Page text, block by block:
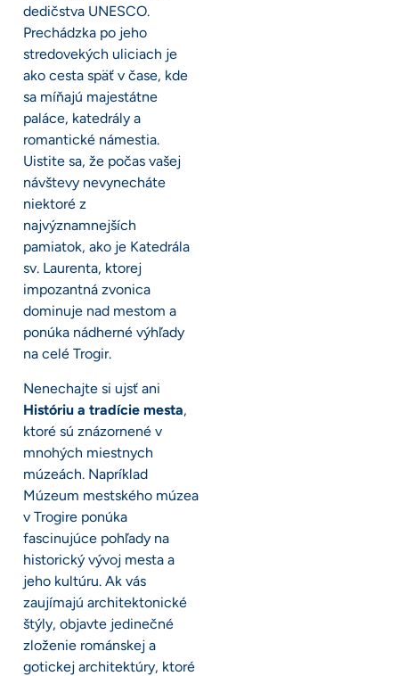
dedičstva UNESCO.
Prechádzka po jeho
stredovekých uliciach je
ako cesta späť v čase, kde
sa míňajú majestátne
paláce, katedrály a
romantické námestia.
Uistite sa, že počas vašej
návštevy nevynecháte
niektoré z
najvýznamnejších
pamiatok, ako je Katedrála
sv. Laurenta, ktorej
impozantná zvonica
dominuje nad mestom a
ponúka nádherné výhľady
na celé Trogir.
Nenechajte si ujsť ani
Históriu a tradície mesta,
ktoré sú znázornené v
mnohých miestnych
múzeách. Napríklad
Múzeum mestského múzea
v Trogire ponúka
fascinujúce pohľady na
historický vývoj mesta a
jeho kultúru. Ak vás
zaujímajú architektonické
štýly, objavte jedinečné
zloženie románskej a
gotickej architektúry, ktoré